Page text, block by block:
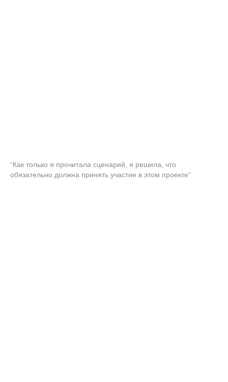
“Как только я прочитала сценарий, я решила, что
обязательно должна принять участие в этом проекте”